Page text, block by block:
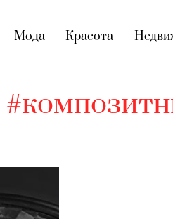
(current)
Мода(current)
Красота (current)